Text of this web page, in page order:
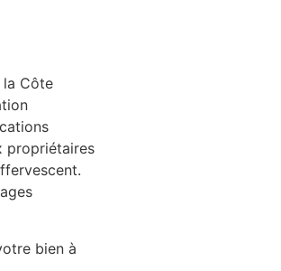
la Côte
propriétaires
bien à